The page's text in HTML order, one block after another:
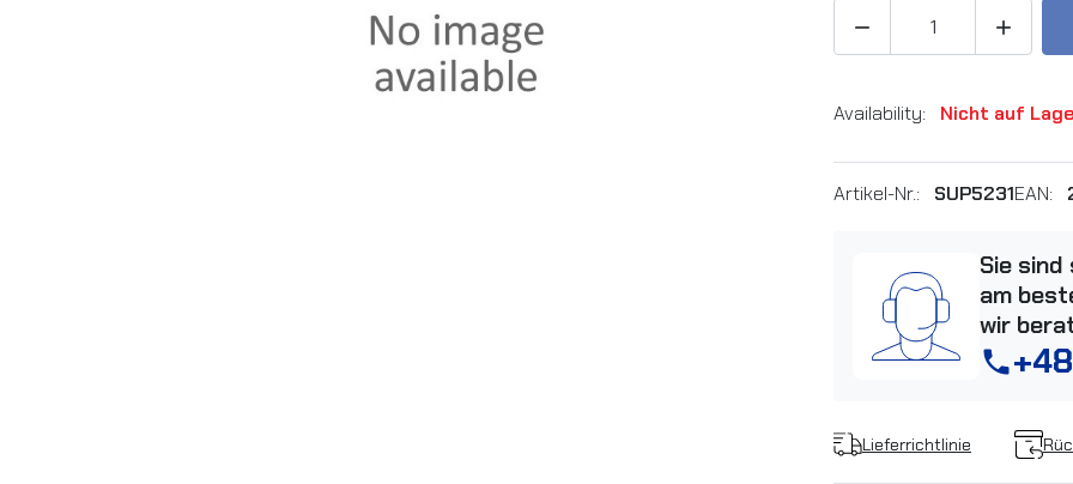
 
Availability: Nicht auf
Artikel-Nr.: SUP5231EAN:
Sie
am
wir
phone
Lieferrichtlinie